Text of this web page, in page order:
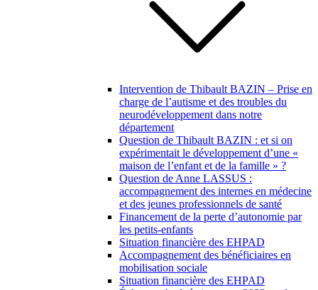
Intervention de Thibault BAZIN – Prise en
charge de l’autisme et des troubles du
neurodéveloppement dans notre
département
Question de Thibault BAZIN : et si on
expérimentait le développement d’une «
maison de l’enfant et de la famille » ?
Question de Anne LASSUS :
accompagnement des internes en médecine
et des jeunes professionnels de santé
Financement de la perte d’autonomie par
les petits-enfants
Situation financière des EHPAD
Accompagnement des bénéficiaires en
mobilisation sociale
Situation financière des EHPAD